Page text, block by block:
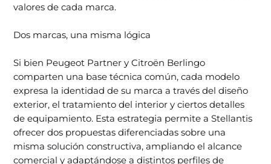
valores de cada marca.
Dos marcas, una misma lógica
Si bien Peugeot Partner y Citroën Berlingo
comparten una base técnica común, cada modelo
expresa la identidad de su marca a través del diseño
exterior, el tratamiento del interior y ciertos detalles
de equipamiento. Esta estrategia permite a Stellantis
ofrecer dos propuestas diferenciadas sobre una
misma solución constructiva, ampliando el alcance
comercial y adaptándose a distintos perfiles de